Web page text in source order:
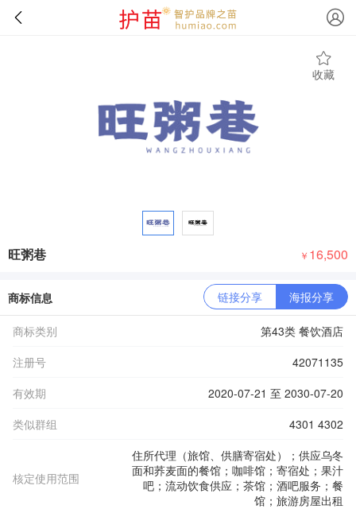
收藏
旺粥巷 ￥ 16,500
商标信息 链接分享 海报分享
商标类别
第43类 餐饮酒店
注册号
42071135
有效期
2020-07-21 至 2030-07-20
类似群组
4301 4302
核定使用范围
住所代理（旅馆、供膳寄宿处）；供应乌冬
面和荞麦面的餐馆；咖啡馆；寄宿处；果汁
吧；流动饮食供应；茶馆；酒吧服务；餐
馆；旅游房屋出租